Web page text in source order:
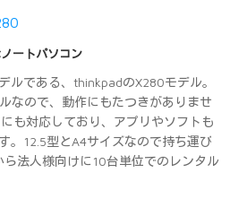
ートパソコン
ルである、thinkpadのX280モデル。
なので、動作にもたつきがありませ
も対応しており、アプリやソフトも
。12.5型とA4サイズなので持ち運び
ら法人様向けに10台単位でのレンタル